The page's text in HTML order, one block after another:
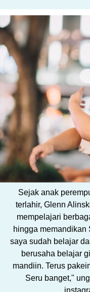
Sejak anak
terlahir, Glenn
mempelajari
hingga memandikan
saya sudah belajar
berusaha belajar
mandiin. Terus
Seru banget,"